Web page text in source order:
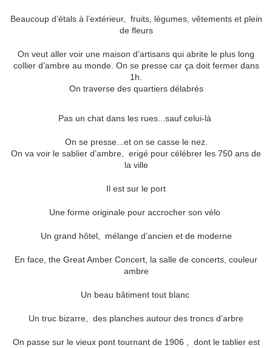
Beaucoup d’étals à l’extérieur, fruits, légumes, vêtements et plein
de fleurs
On veut aller voir une maison d’artisans qui abrite le plus long
collier d’ambre au monde. On se presse car ça doit fermer dans
1h.
On traverse des quartiers délabrés
Pas un chat dans les rues...sauf celui-là
On se presse...et on se casse le nez.
On va voir le sablier d’ambre, erigé pour célébrer les 750 ans de
la ville
Il est sur le port
Une forme originale pour accrocher son vélo
Un grand hôtel, mélange d’ancien et de moderne
En face, the Great Amber Concert, la salle de concerts, couleur
ambre
Un beau bâtiment tout blanc
Un truc bizarre, des planches autour des troncs d’arbre
On passe sur le vieux pont tournant de 1906 , dont le tablier est